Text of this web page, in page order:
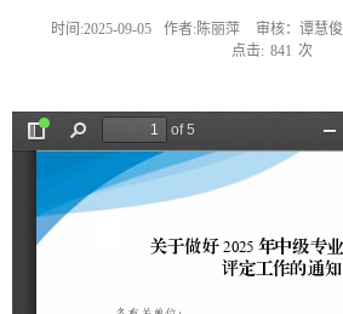
时间:2025-09-05 作者:陈丽萍 审核：谭慧俊
点击: 841 次